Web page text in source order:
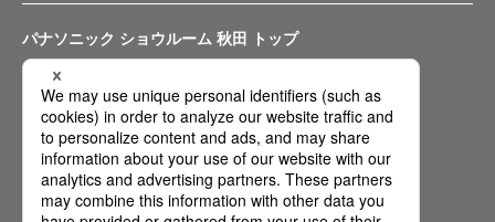
パナソニック ショウルーム 秋田 トップ
ご相談予約
アクセス・駐車場
フロアガイド・施設
イベント情報
問い合わせ